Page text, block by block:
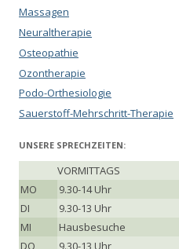
Massagen
Neuraltherapie
Osteopathie
Ozontherapie
Podo-Orthesiologie
Sauerstoff-Mehrschritt-Therapie
UNSERE SPRECHZEITEN:
VORMITTAGS
MO
9.30-14 Uhr
DI
9.30-13 Uhr
MI
Hausbesuche
DO
9.30-13 Uhr